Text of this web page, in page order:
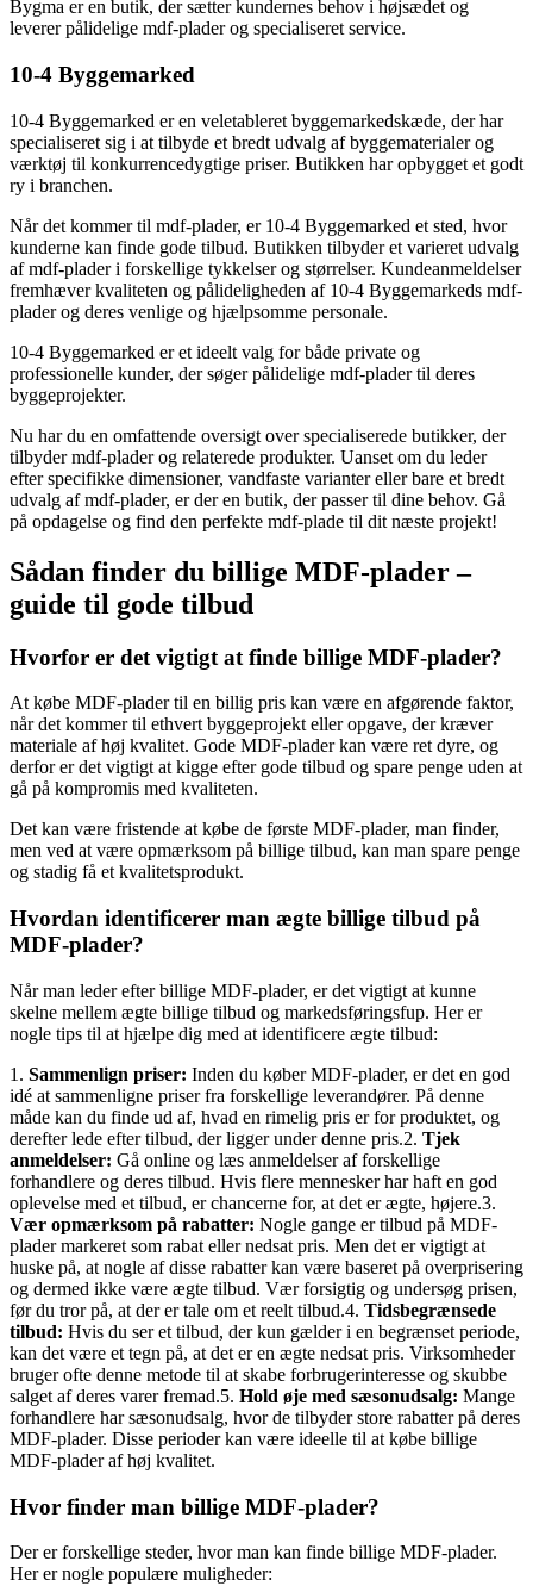
Bygma er en butik, der sætter kundernes behov i højsædet og
leverer pålidelige mdf-plader og specialiseret service.
10-4 Byggemarked
10-4 Byggemarked er en veletableret byggemarkedskæde, der har
specialiseret sig i at tilbyde et bredt udvalg af byggematerialer og
værktøj til konkurrencedygtige priser. Butikken har opbygget et godt
ry i branchen.
Når det kommer til mdf-plader, er 10-4 Byggemarked et sted, hvor
kunderne kan finde gode tilbud. Butikken tilbyder et varieret udvalg
af mdf-plader i forskellige tykkelser og størrelser. Kundeanmeldelser
fremhæver kvaliteten og pålideligheden af 10-4 Byggemarkeds mdf-
plader og deres venlige og hjælpsomme personale.
10-4 Byggemarked er et ideelt valg for både private og
professionelle kunder, der søger pålidelige mdf-plader til deres
byggeprojekter.
Nu har du en omfattende oversigt over specialiserede butikker, der
tilbyder mdf-plader og relaterede produkter. Uanset om du leder
efter specifikke dimensioner, vandfaste varianter eller bare et bredt
udvalg af mdf-plader, er der en butik, der passer til dine behov. Gå
på opdagelse og find den perfekte mdf-plade til dit næste projekt!
Sådan finder du billige MDF-plader –
guide til gode tilbud
Hvorfor er det vigtigt at finde billige MDF-plader?
At købe MDF-plader til en billig pris kan være en afgørende faktor,
når det kommer til ethvert byggeprojekt eller opgave, der kræver
materiale af høj kvalitet. Gode MDF-plader kan være ret dyre, og
derfor er det vigtigt at kigge efter gode tilbud og spare penge uden at
gå på kompromis med kvaliteten.
Det kan være fristende at købe de første MDF-plader, man finder,
men ved at være opmærksom på billige tilbud, kan man spare penge
og stadig få et kvalitetsprodukt.
Hvordan identificerer man ægte billige tilbud på
MDF-plader?
Når man leder efter billige MDF-plader, er det vigtigt at kunne
skelne mellem ægte billige tilbud og markedsføringsfup. Her er
nogle tips til at hjælpe dig med at identificere ægte tilbud:
1. Sammenlign priser: Inden du køber MDF-plader, er det en god
idé at sammenligne priser fra forskellige leverandører. På denne
måde kan du finde ud af, hvad en rimelig pris er for produktet, og
derefter lede efter tilbud, der ligger under denne pris.2. Tjek
anmeldelser: Gå online og læs anmeldelser af forskellige
forhandlere og deres tilbud. Hvis flere mennesker har haft en god
oplevelse med et tilbud, er chancerne for, at det er ægte, højere.3.
Vær opmærksom på rabatter: Nogle gange er tilbud på MDF-
plader markeret som rabat eller nedsat pris. Men det er vigtigt at
huske på, at nogle af disse rabatter kan være baseret på overprisering
og dermed ikke være ægte tilbud. Vær forsigtig og undersøg prisen,
før du tror på, at der er tale om et reelt tilbud.4. Tidsbegrænsede
tilbud: Hvis du ser et tilbud, der kun gælder i en begrænset periode,
kan det være et tegn på, at det er en ægte nedsat pris. Virksomheder
bruger ofte denne metode til at skabe forbrugerinteresse og skubbe
salget af deres varer fremad.5. Hold øje med sæsonudsalg: Mange
forhandlere har sæsonudsalg, hvor de tilbyder store rabatter på deres
MDF-plader. Disse perioder kan være ideelle til at købe billige
MDF-plader af høj kvalitet.
Hvor finder man billige MDF-plader?
Der er forskellige steder, hvor man kan finde billige MDF-plader.
Her er nogle populære muligheder: